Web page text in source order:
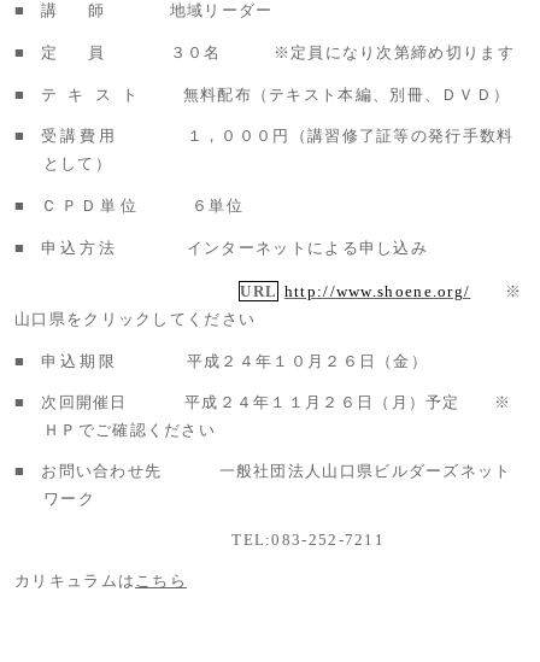
■ 講師 地域リーダー
■ 定員 ３０名 ※定員になり次第締め切ります
■ テキスト 無料配布（テキスト本編、別冊、ＤＶＤ）
■ 受講費用
１，０００円（講習修了証等の発行手数料
として）
■ ＣＰＤ単位 ６単位
■ 申込方法 インターネットによる申し込み
URL http://www.shoene.org/
※
山口県をクリックしてください
■ 申込期限 平成２４年１０月２６日（金）
■
次回開催日 平成２４年１１月２６日（月）予定 ※
ＨＰでご確認ください
■
お問い合わせ先 一般社団法人山口県ビルダーズネット
ワーク
TEL:083-252-7211
カリキュラムは こちら